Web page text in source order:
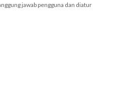
jawab pengguna dan diatur